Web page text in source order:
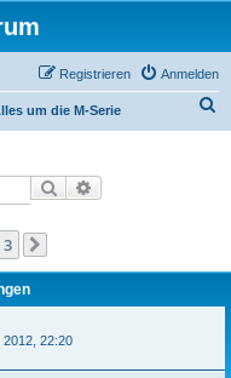
Anmelden
Registrieren
um die M-Serie
Suche
3
2012, 22:20